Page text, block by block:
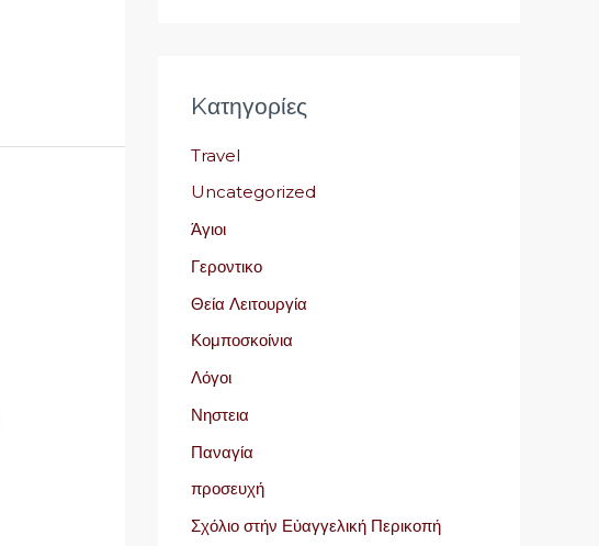
Kατηγορίες
Travel
Uncategorized
Άγιοι
Γεροντικο
Θεία Λειτουργία
Κομποσκοίνια
Λόγοι
Νηστεια
Παναγία
προσευχή
Σχόλιο στήν Εὐαγγελική Περικοπή